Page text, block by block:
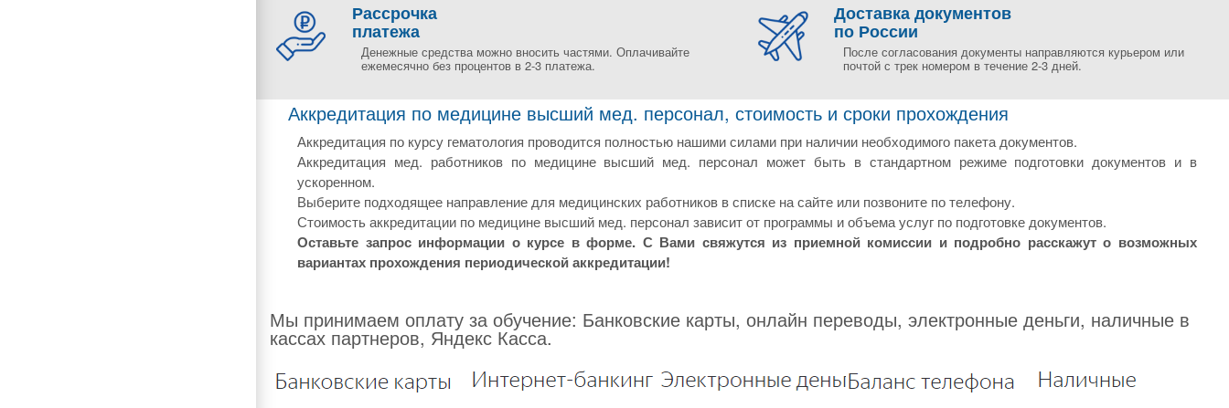
Рассрочка
платежа
Денежные средства можно вносить частями. Оплачивайте
ежемесячно без процентов в 2-3 платежа.
Доставка документов
по России
После согласования документы направляются курьером или
почтой с трек номером в течение 2-3 дней.
Аккредитация по медицине высший мед. персонал, стоимость и сроки прохождения
Аккредитация по курсу гематология проводится полностью нашими силами при наличии необходимого пакета документов.
Аккредитация мед. работников по медицине высший мед. персонал может быть в стандартном режиме подготовки документов и в
ускоренном.
Выберите подходящее направление для медицинских работников в списке на сайте или позвоните по телефону.
Стоимость аккредитации по медицине высший мед. персонал зависит от программы и объема услуг по подготовке документов.
Оставьте запрос информации о курсе в форме. С Вами свяжутся из приемной комиссии и подробно расскажут о возможных
вариантах прохождения периодической аккредитации!
Мы принимаем оплату за обучение: Банковские карты, онлайн переводы, электронные деньги, наличные в
кассах партнеров, Яндекс Касса.